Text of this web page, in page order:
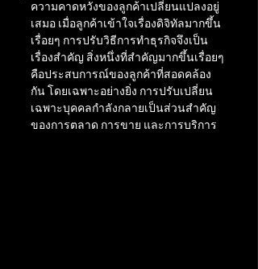
ความคาดหวังของลูกค้าเปลี่ยนแปลงอยู่
เสมอ เมื่อลูกค้าเข้าใจเรื่องดิจิทัลมากขึ้น
เรื่อยๆ การปรับวิธีการทำธุรกิจจึงเป็น
เรื่องสำคัญ สิ่งหนึ่งที่สำคัญมากขึ้นเรื่อยๆ
คือประสบการณ์ของลูกค้าที่สอดคล้อง
กัน โดยเฉพาะอย่างยิ่ง การปรับเปลี่ยน
เฉพาะบุคคลกำลังกลายเป็นส่วนสำคัญ
ของการตลาด การขาย และการบริการ